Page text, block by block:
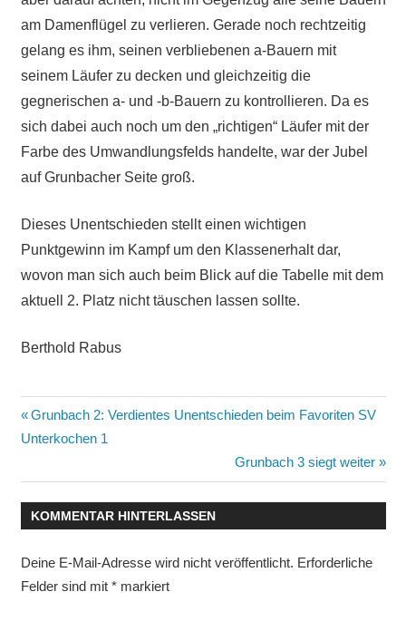
am Damenflügel zu verlieren. Gerade noch rechtzeitig
gelang es ihm, seinen verbliebenen a-Bauern mit
seinem Läufer zu decken und gleichzeitig die
gegnerischen a- und -b-Bauern zu kontrollieren. Da es
sich dabei auch noch um den „richtigen“ Läufer mit der
Farbe des Umwandlungsfelds handelte, war der Jubel
auf Grunbacher Seite groß.
Dieses Unentschieden stellt einen wichtigen
Punktgewinn im Kampf um den Klassenerhalt dar,
wovon man sich auch beim Blick auf die Tabelle mit dem
aktuell 2. Platz nicht täuschen lassen sollte.
Berthold Rabus
Beitragsnavigation
Vorheriger
Beitrag:
Grunbach 2: Verdientes Unentschieden beim Favoriten SV
Unterkochen 1
Nächster
Beitrag:
Grunbach 3 siegt weiter
KOMMENTAR HINTERLASSEN
Deine E-Mail-Adresse wird nicht veröffentlicht. Erforderliche
Felder sind mit *markiert